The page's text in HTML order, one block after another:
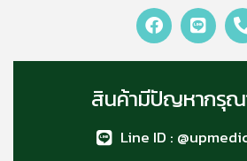
สินค้ามีปัญหากรุ
Line ID :